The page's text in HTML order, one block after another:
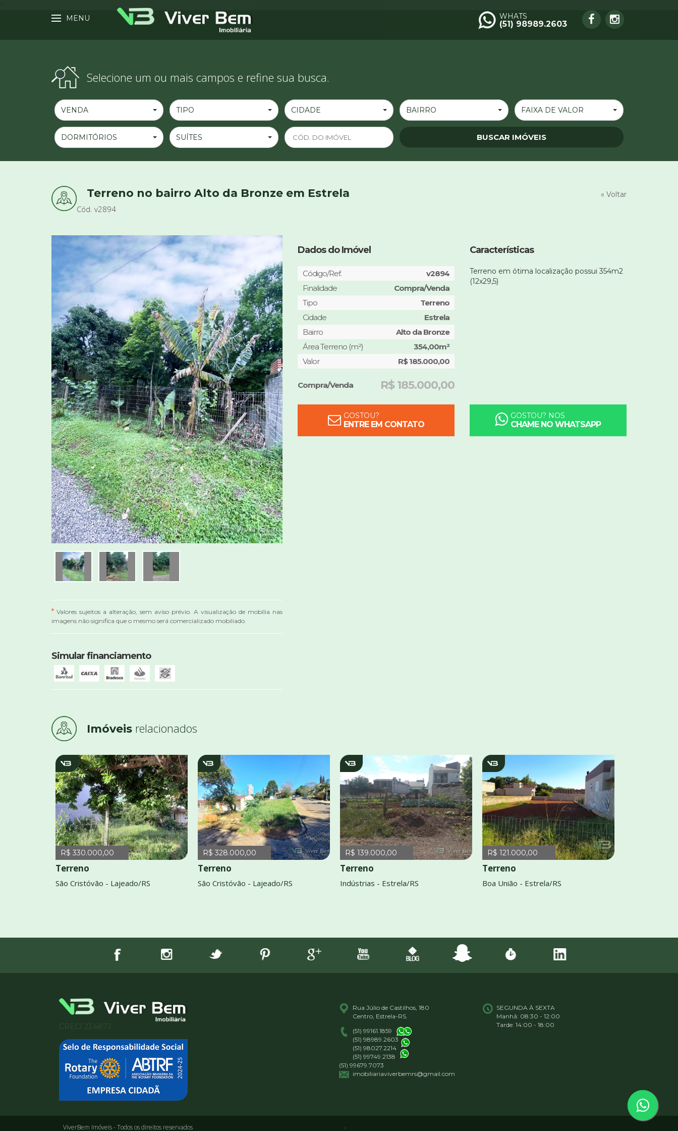
MENU
WHATS
(51) 98989.2603
Selecione um ou mais campos e refine sua busca.
VENDA TIPO CIDADE BAIRRO FAIXA DE VALOR
DORMITÓRIOS SUÍTES
Terreno no bairro Alto da Bronze em Estrela
Cód. v2894
« Voltar
* Valores sujeitos a alteração, sem aviso prévio. A visualização de mobília nas
imagens não significa que o mesmo será comercializado mobiliado.
Simular financiamento
Dados do Imóvel
Código/Ref.
v2894
Finalidade
Compra/Venda
Tipo
Terreno
Cidade
Estrela
Bairro
Alto da Bronze
Área Terreno (m²)
354,00m²
Valor
R$ 185.000,00
Compra/Venda R$ 185.000,00
Características
Terreno em ótima localização possui 354m2
(12x29,5)
GOSTOU?
ENTRE EM CONTATO
GOSTOU? NOS
CHAME NO WHATSAPP
Imóveis relacionados
v4015
R$ 330.000,00
Terreno
São Cristóvão - Lajeado/RS
v2853
R$ 328.000,00
Terreno
São Cristóvão - Lajeado/RS
v1401
R$ 139.000,00
Terreno
Indústrias - Estrela/RS
R$ 121.000,00
Terreno
Boa União - Estrela/RS
CRECI 23.687J
Rua Júlio de Castilhos, 180
Centro, Estrela-RS.
(51) 99161.1859
(51) 98989.2603
(51) 98027.2214
(51) 99749.2138
(51) 99679.7073
imobiliariaviverbemrs@gmail.com
SEGUNDA À SEXTA
Manhã: 08:30 - 12:00
Tarde: 14:00 - 18:00
ViverBem Imóveis - Todos os direitos reservados >